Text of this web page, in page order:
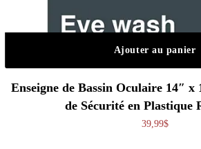
Ajouter au panier
Enseigne de Bassin Oculaire 14″ x
de Sécurité en Plastique
39,99$